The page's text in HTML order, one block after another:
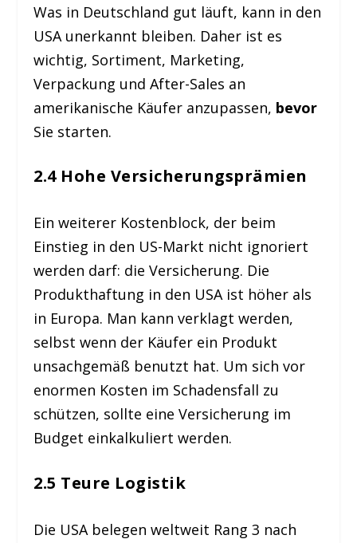
Was in Deutschland gut läuft, kann in den
USA unerkannt bleiben. Daher ist es
wichtig, Sortiment, Marketing,
Verpackung und After-Sales an
amerikanische Käufer anzupassen, bevor
Sie starten.
2.4 Hohe Versicherungsprämien
Ein weiterer Kostenblock, der beim
Einstieg in den US-Markt nicht ignoriert
werden darf: die Versicherung. Die
Produkthaftung in den USA ist höher als
in Europa. Man kann verklagt werden,
selbst wenn der Käufer ein Produkt
unsachgemäß benutzt hat. Um sich vor
enormen Kosten im Schadensfall zu
schützen, sollte eine Versicherung im
Budget einkalkuliert werden.
2.5 Teure Logistik
Die USA belegen weltweit Rang 3 nach